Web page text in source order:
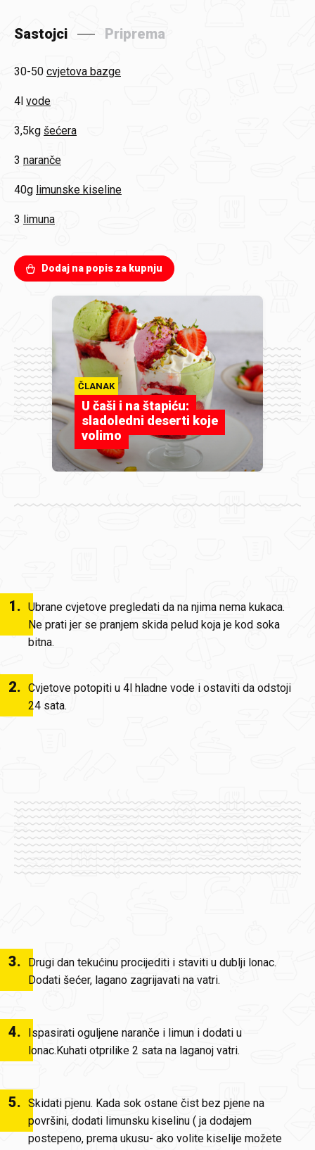
Sastojci Priprema
30-50 cvjetova bazge
4l vode
3,5kg šećera
3 naranče
40g limunske kiseline
3 limuna
Dodaj na popis za kupnju
ČLANAK
U čaši i na štapiću:
sladoledni deserti koje
volimo
1. Ubrane cvjetove pregledati da na njima nema kukaca.
Ne prati jer se pranjem skida pelud koja je kod soka
bitna.
2. Cvjetove potopiti u 4l hladne vode i ostaviti da odstoji
24 sata.
3.
Drugi dan tekućinu procijediti i staviti u dublji lonac.
Dodati šećer, lagano zagrijavati na vatri.
4.
Ispasirati oguljene naranče i limun i dodati u
lonac.Kuhati otprilike 2 sata na laganoj vatri.
5. Skidati pjenu. Kada sok ostane čist bez pjene na
površini, dodati limunsku kiselinu ( ja dodajem
postepeno, prema ukusu- ako volite kiselije možete